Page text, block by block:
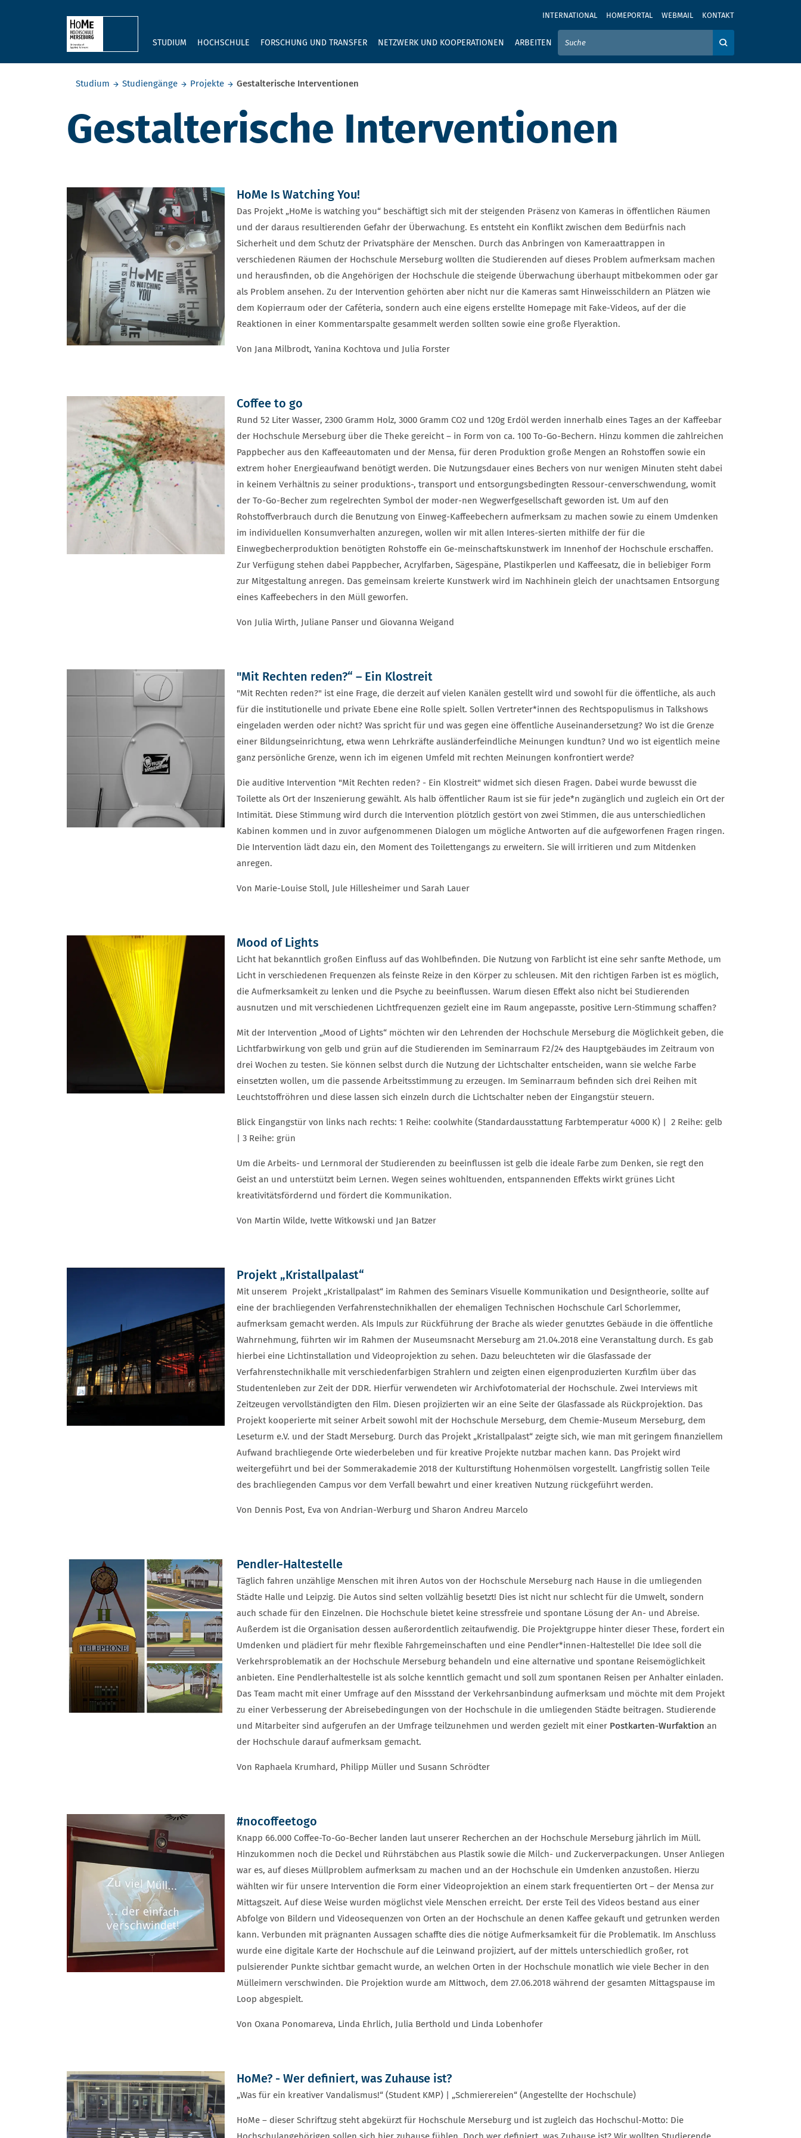
INTERNATIONAL HOMEPORTAL WEBMAIL KONTAKT
STUDIUM HOCHSCHULE FORSCHUNG UND TRANSFER NETZWERK UND KOOPERATIONEN ARBEITEN
GEBEN SIE HIER IHREN SUCHBEGRIFF EIN
Studium
Studiengänge Projekte Gestalterische Interventionen
Gestalterische Interventionen
HoMe Is Watching You!
Das Projekt „HoMe is watching you“ beschäftigt sich mit der steigenden Präsenz von Kameras in öffentlichen Räumen
und der daraus resultierenden Gefahr der Überwachung. Es entsteht ein Konflikt zwischen dem Bedürfnis nach
Sicherheit und dem Schutz der Privatsphäre der Menschen. Durch das Anbringen von Kameraattrappen in
verschiedenen Räumen der Hochschule Merseburg wollten die Studierenden auf dieses Problem aufmerksam machen
und herausfinden, ob die Angehörigen der Hochschule die steigende Überwachung überhaupt mitbekommen oder gar
als Problem ansehen. Zu der Intervention gehörten aber nicht nur die Kameras samt Hinweisschildern an Plätzen wie
dem Kopierraum oder der Caféteria, sondern auch eine eigens erstellte Homepage mit Fake-Videos, auf der die
Reaktionen in einer Kommentarspalte gesammelt werden sollten sowie eine große Flyeraktion.
Von Jana Milbrodt, Yanina Kochtova und Julia Forster
Coffee to go
Rund 52 Liter Wasser, 2300 Gramm Holz, 3000 Gramm CO2 und 120g Erdöl werden innerhalb eines Tages an der Kaffeebar
der Hochschule Merseburg über die Theke gereicht – in Form von ca. 100 To-Go-Bechern. Hinzu kommen die zahlreichen
Pappbecher aus den Kaffeeautomaten und der Mensa, für deren Produktion große Mengen an Rohstoffen sowie ein
extrem hoher Energieaufwand benötigt werden. Die Nutzungsdauer eines Bechers von nur wenigen Minuten steht dabei
in keinem Verhältnis zu seiner produktions-, transport und entsorgungsbedingten Ressour-cenverschwendung, womit
der To-Go-Becher zum regelrechten Symbol der moder-nen Wegwerfgesellschaft geworden ist. Um auf den
Rohstoffverbrauch durch die Benutzung von Einweg-Kaffeebechern aufmerksam zu machen sowie zu einem Umdenken
im individuellen Konsumverhalten anzuregen, wollen wir mit allen Interes-sierten mithilfe der für die
Einwegbecherproduktion benötigten Rohstoffe ein Ge-meinschaftskunstwerk im Innenhof der Hochschule erschaffen.
Zur Verfügung stehen dabei Pappbecher, Acrylfarben, Sägespäne, Plastikperlen und Kaffeesatz, die in beliebiger Form
zur Mitgestaltung anregen. Das gemeinsam kreierte Kunstwerk wird im Nachhinein gleich der unachtsamen Entsorgung
eines Kaffeebechers in den Müll geworfen.
Von Julia Wirth, Juliane Panser und Giovanna Weigand
"Mit Rechten reden?“ – Ein Klostreit
"Mit Rechten reden?" ist eine Frage, die derzeit auf vielen Kanälen gestellt wird und sowohl für die öffentliche, als auch
für die institutionelle und private Ebene eine Rolle spielt. Sollen Vertreter*innen des Rechtspopulismus in Talkshows
eingeladen werden oder nicht? Was spricht für und was gegen eine öffentliche Auseinandersetzung? Wo ist die Grenze
einer Bildungseinrichtung, etwa wenn Lehrkräfte ausländerfeindliche Meinungen kundtun? Und wo ist eigentlich meine
ganz persönliche Grenze, wenn ich im eigenen Umfeld mit rechten Meinungen konfrontiert werde?
Die auditive Intervention "Mit Rechten reden? - Ein Klostreit" widmet sich diesen Fragen. Dabei wurde bewusst die
Toilette als Ort der Inszenierung gewählt. Als halb öffentlicher Raum ist sie für jede*n zugänglich und zugleich ein Ort der
Intimität. Diese Stimmung wird durch die Intervention plötzlich gestört von zwei Stimmen, die aus unterschiedlichen
Kabinen kommen und in zuvor aufgenommenen Dialogen um mögliche Antworten auf die aufgeworfenen Fragen ringen.
Die Intervention lädt dazu ein, den Moment des Toilettengangs zu erweitern. Sie will irritieren und zum Mitdenken
anregen.
Von Marie-Louise Stoll, Jule Hillesheimer und Sarah Lauer
Mood of Lights
Licht hat bekanntlich großen Einfluss auf das Wohlbefinden. Die Nutzung von Farblicht ist eine sehr sanfte Methode, um
Licht in verschiedenen Frequenzen als feinste Reize in den Körper zu schleusen. Mit den richtigen Farben ist es möglich,
die Aufmerksamkeit zu lenken und die Psyche zu beeinflussen. Warum diesen Effekt also nicht bei Studierenden
ausnutzen und mit verschiedenen Lichtfrequenzen gezielt eine im Raum angepasste, positive Lern-Stimmung schaffen?
Mit der Intervention „Mood of Lights“ möchten wir den Lehrenden der Hochschule Merseburg die Möglichkeit geben, die
Lichtfarbwirkung von gelb und grün auf die Studierenden im Seminarraum F2/24 des Hauptgebäudes im Zeitraum von
drei Wochen zu testen. Sie können selbst durch die Nutzung der Lichtschalter entscheiden, wann sie welche Farbe
einsetzten wollen, um die passende Arbeitsstimmung zu erzeugen. Im Seminarraum befinden sich drei Reihen mit
Leuchtstoffröhren und diese lassen sich einzeln durch die Lichtschalter neben der Eingangstür steuern.
Blick Eingangstür von links nach rechts: 1 Reihe: coolwhite (Standardausstattung Farbtemperatur 4000 K) | 2 Reihe: gelb
| 3 Reihe: grün
Um die Arbeits- und Lernmoral der Studierenden zu beeinflussen ist gelb die ideale Farbe zum Denken, sie regt den
Geist an und unterstützt beim Lernen. Wegen seines wohltuenden, entspannenden Effekts wirkt grünes Licht
kreativitätsfördernd und fördert die Kommunikation.
Von Martin Wilde, Ivette Witkowski und Jan Batzer
Projekt „Kristallpalast“
Mit unserem Projekt „Kristallpalast“ im Rahmen des Seminars Visuelle Kommunikation und Designtheorie, sollte auf
eine der brachliegenden Verfahrenstechnikhallen der ehemaligen Technischen Hochschule Carl Schorlemmer,
aufmerksam gemacht werden. Als Impuls zur Rückführung der Brache als wieder genutztes Gebäude in die öffentliche
Wahrnehmung, führten wir im Rahmen der Museumsnacht Merseburg am 21.04.2018 eine Veranstaltung durch. Es gab
hierbei eine Lichtinstallation und Videoprojektion zu sehen. Dazu beleuchteten wir die Glasfassade der
Verfahrenstechnikhalle mit verschiedenfarbigen Strahlern und zeigten einen eigenproduzierten Kurzfilm über das
Studentenleben zur Zeit der DDR. Hierfür verwendeten wir Archivfotomaterial der Hochschule. Zwei Interviews mit
Zeitzeugen vervollständigten den Film. Diesen projizierten wir an eine Seite der Glasfassade als Rückprojektion. Das
Projekt kooperierte mit seiner Arbeit sowohl mit der Hochschule Merseburg, dem Chemie-Museum Merseburg, dem
Leseturm e.V. und der Stadt Merseburg. Durch das Projekt „Kristallpalast“ zeigte sich, wie man mit geringem finanziellem
Aufwand brachliegende Orte wiederbeleben und für kreative Projekte nutzbar machen kann. Das Projekt wird
weitergeführt und bei der Sommerakademie 2018 der Kulturstiftung Hohenmölsen vorgestellt. Langfristig sollen Teile
des brachliegenden Campus vor dem Verfall bewahrt und einer kreativen Nutzung rückgeführt werden.
Von Dennis Post, Eva von Andrian-Werburg und Sharon Andreu Marcelo
Pendler-Haltestelle
Täglich fahren unzählige Menschen mit ihren Autos von der Hochschule Merseburg nach Hause in die umliegenden
Städte Halle und Leipzig. Die Autos sind selten vollzählig besetzt! Dies ist nicht nur schlecht für die Umwelt, sondern
auch schade für den Einzelnen. Die Hochschule bietet keine stressfreie und spontane Lösung der An- und Abreise.
Außerdem ist die Organisation dessen außerordentlich zeitaufwendig. Die Projektgruppe hinter dieser These, fordert ein
Umdenken und plädiert für mehr flexible Fahrgemeinschaften und eine Pendler*innen-Haltestelle! Die Idee soll die
Verkehrsproblematik an der Hochschule Merseburg behandeln und eine alternative und spontane Reisemöglichkeit
anbieten. Eine Pendlerhaltestelle ist als solche kenntlich gemacht und soll zum spontanen Reisen per Anhalter einladen.
Das Team macht mit einer Umfrage auf den Missstand der Verkehrsanbindung aufmerksam und möchte mit dem Projekt
zu einer Verbesserung der Abreisebedingungen von der Hochschule in die umliegenden Städte beitragen. Studierende
und Mitarbeiter sind aufgerufen an der Umfrage teilzunehmen und werden gezielt mit einer Postkarten-Wurfaktion an
der Hochschule darauf aufmerksam gemacht.
​Von Raphaela Krumhard, Philipp Müller und Susann Schrödter
#nocoffeetogo
Knapp 66.000 Coffee-To-Go-Becher landen laut unserer Recherchen an der Hochschule Merseburg jährlich im Müll.
Hinzukommen noch die Deckel und Rührstäbchen aus Plastik sowie die Milch- und Zuckerverpackungen. Unser Anliegen
war es, auf dieses Müllproblem aufmerksam zu machen und an der Hochschule ein Umdenken anzustoßen. Hierzu
wählten wir für unsere Intervention die Form einer Videoprojektion an einem stark frequentierten Ort – der Mensa zur
Mittagszeit. Auf diese Weise wurden möglichst viele Menschen erreicht. Der erste Teil des Videos bestand aus einer
Abfolge von Bildern und Videosequenzen von Orten an der Hochschule an denen Kaffee gekauft und getrunken werden
kann. Verbunden mit prägnanten Aussagen schaffte dies die nötige Aufmerksamkeit für die Problematik. Im Anschluss
wurde eine digitale Karte der Hochschule auf die Leinwand projiziert, auf der mittels unterschiedlich großer, rot
pulsierender Punkte sichtbar gemacht wurde, an welchen Orten in der Hochschule monatlich wie viele Becher in den
Mülleimern verschwinden. Die Projektion wurde am Mittwoch, dem 27.06.2018 während der gesamten Mittagspause im
Loop abgespielt.
Von Oxana Ponomareva, Linda Ehrlich, Julia Berthold und Linda Lobenhofer
HoMe? - Wer definiert, was Zuhause ist?
„Was für ein kreativer Vandalismus!“ (Student KMP) | „Schmierereien“ (Angestellte der Hochschule)
HoMe – dieser Schriftzug steht abgekürzt für Hochschule Merseburg und ist zugleich das Hochschul-Motto: Die